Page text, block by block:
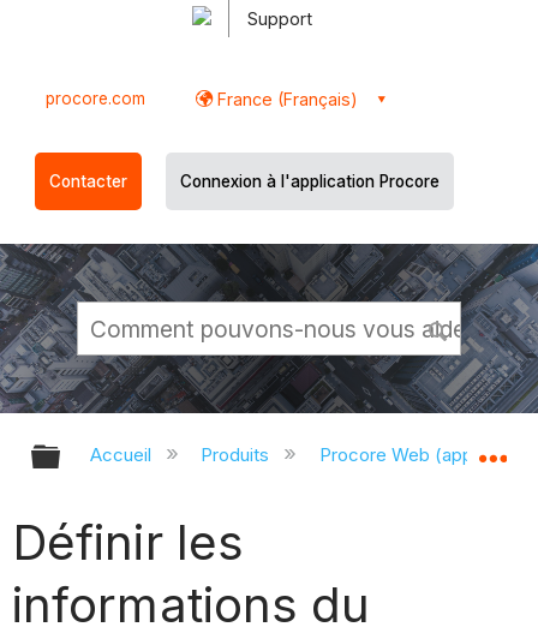
Support
procore.com France (Français)
Contacter Connexion à l'application Procore
Développer/réduire la hiérarchie
Accueil Produits Procore Web
Définir les
informations du